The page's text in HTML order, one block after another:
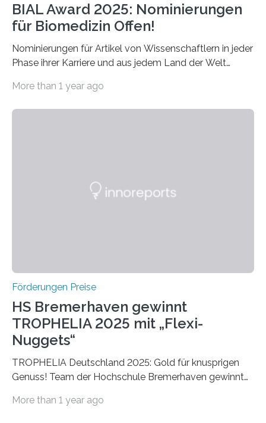
BIAL Award 2025: Nominierungen
für Biomedizin Offen!
Nominierungen für Artikel von Wissenschaftlern in jeder
Phase ihrer Karriere und aus jedem Land der Welt
Leben gerufen, um die bemerkenswertesten
Foundation, des BIAL Award in Biomedicine ist in
More than 1 year ago
Förderungen Preise
HS Bremerhaven gewinnt
TROPHELIA 2025 mit „Flexi-
Nuggets“
TROPHELIA Deutschland 2025: Gold für knusprigen
Genuss! Team der Hochschule Bremerhaven gewinnt
ECOTROPHELIAMit der Produktidee “Flexi-Nuggets”
More than 1 year ago